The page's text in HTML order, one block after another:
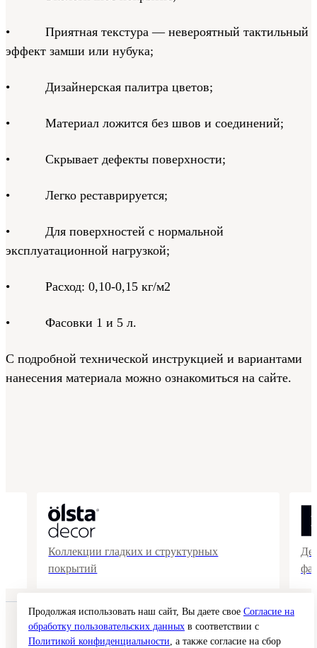
• Приятная текстура — невероятный тактильный
эффект замши или нубука;
• Дизайнерская палитра цветов;
• Материал ложится без швов и соединений;
• Скрывает дефекты поверхности;
• Легко реставрируется;
• Для поверхностей с нормальной
эксплуатационной нагрузкой;
• Расход: 0,10-0,15 кг/м2
• Фасовки 1 и 5 л.
С подробной технической инструкцией и вариантами
нанесения материала можно ознакомиться на сайте.
Коллекции гладких и структурных
покрытий
© 2026 Interra Deco Group
Политика конфиденциальности
Продолжая использовать наш сайт, Вы даете свое Согласие на
обработку пользовательских данных в соответствии с
Политикой конфиденциальности, а также согласие на сбор